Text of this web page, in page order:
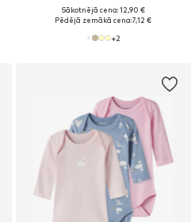
Sākotnējā cena: 12,90 €
Pēdējā zemākā cena:7,12 €
+2